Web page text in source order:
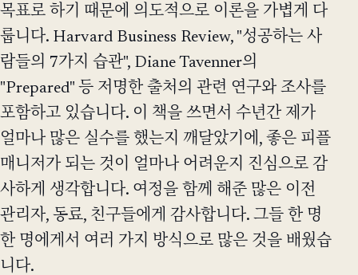
목표로 하기 때문에 의도적으로 이론을 가볍게 다
룹니다. Harvard Business Review, "성공하는 사
람들의 7가지 습관", Diane Tavenner의
"Prepared" 등 저명한 출처의 관련 연구와 조사를
포함하고 있습니다. 이 책을 쓰면서 수년간 제가
얼마나 많은 실수를 했는지 깨달았기에, 좋은 피플
매니저가 되는 것이 얼마나 어려운지 진심으로 감
사하게 생각합니다. 여정을 함께 해준 많은 이전
관리자, 동료, 친구들에게 감사합니다. 그들 한 명
한 명에게서 여러 가지 방식으로 많은 것을 배웠습
니다.